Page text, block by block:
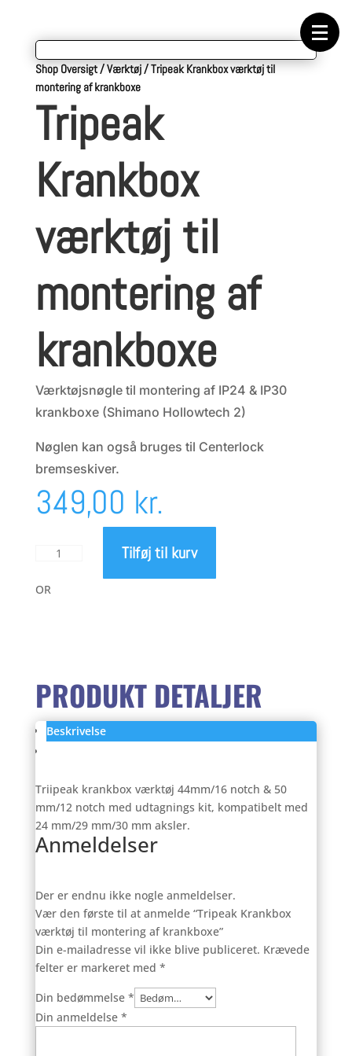
Geargrupper
Komponenter
Værktøj
Wattmålere
Shop Oversigt/Værktøj/Tripeak Krankbox værktøj til
montering af krankboxe
Tripeak
Krankbox
værktøj til
montering af
krankboxe
Værktøjsnøgle til montering af IP24 & IP30
krankboxe (Shimano Hollowtech 2)
Nøglen kan også bruges til Centerlock
bremseskiver.
349,00 kr.
Tripeak
værktøj
Tilføj til kurv
OR
PRODUKT DETALJER
Beskrivelse
Triipeak krankbox værktøj 44mm/16 notch & 50
mm/12 notch med udtagnings kit, kompatibelt med
24 mm/29 mm/30 mm aksler.
Anmeldelser
Der er endnu ikke nogle anmeldelser.
Vær den første til at anmelde “Tripeak Krankbox
værktøj til montering af krankboxe”
Din e-mailadresse vil ikke blive publiceret. Krævede
felter er markeret med *
Din bedømmelse *
Din anmeldelse *